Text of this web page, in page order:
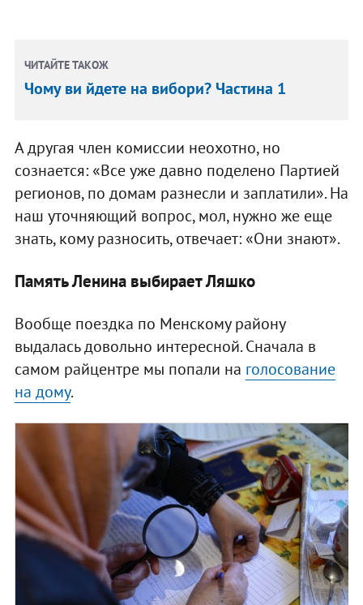
ЧИТАЙТЕ ТАКОЖ
Чому ви йдете на вибори? Частина 1
А другая член комиссии неохотно, но
сознается: «Все уже давно поделено Партией
регионов, по домам разнесли и заплатили». На
наш уточняющий вопрос, мол, нужно же еще
знать, кому разносить, отвечает: «Они знают».
Память Ленина выбирает Ляшко
Вообще поездка по Менскому району
выдалась довольно интересной. Сначала в
самом райцентре мы попали на голосование
на дому.